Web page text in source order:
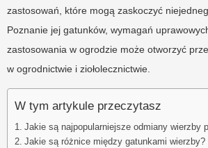
zastosowań, które mogą zaskoczyć
Poznanie jej gatunków, wymagań
zastosowania w ogrodzie może otworzyć
w ogrodnictwie i ziołolecznictwie.
W tym artykule przeczytasz
Jakie są najpopularniejsze odmiany wierzby
Jakie są różnice między gatunkami wierzby?